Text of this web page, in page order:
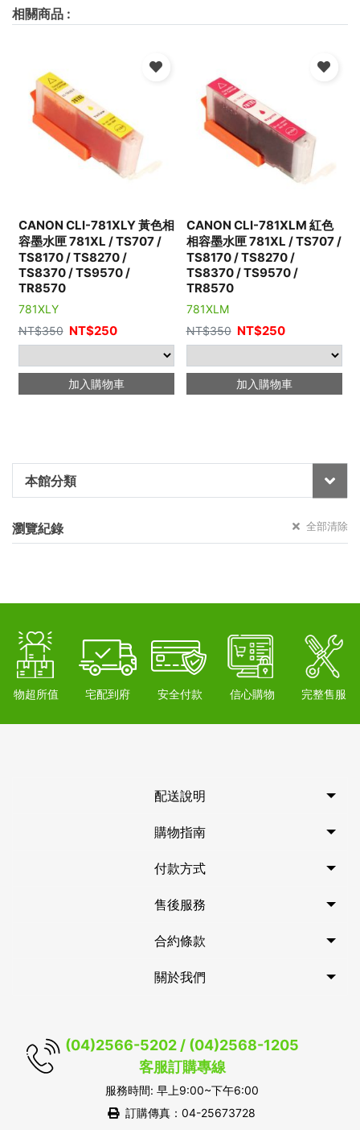
本館分類
瀏覽紀錄 全部清除
相關商品 :
CANON CLI-781XLY 黃色相
容墨水匣 781XL / TS707 /
TS8170 / TS8270 /
TS8370 / TS9570 /
TR8570
781XLY
NT$350 NT$250
加入購物車
CANON CLI-781XLM 紅色
相容墨水匣 781XL / TS707 /
TS8170 / TS8270 /
TS8370 / TS9570 /
TR8570
781XLM
NT$350 NT$250
加入購物車
物超所值 宅配到府 安全付款 信心購物 完整售服
配送說明
購物指南
付款方式
售後服務
合約條款
關於我們
(04)2566-5202 / (04)2568-1205
客服訂購專線
服務時間: 早上9:00~下午6:00
訂購傳真：04-25673728